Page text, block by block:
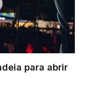
para abrir